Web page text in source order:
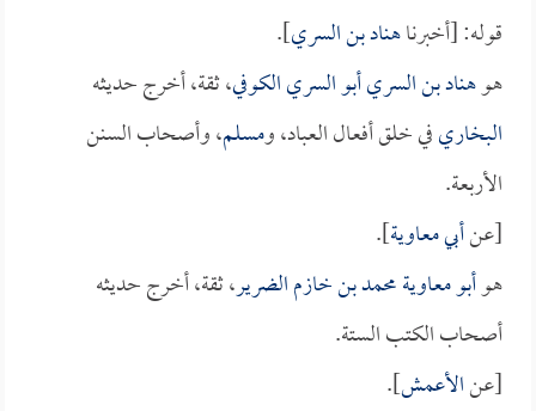
قوله: [أخبرناهناد بن السري].
هوهناد بن السري أبو السري الكوفي، ثقة، أخرج حديثه
البخاريفي خلق أفعال العباد، ومسلم، وأصحاب السنن
الأربعة.
[عنأبي معاوية].
هوأبو معاوية محمد بن خازم الضرير، ثقة، أخرج حديثه
أصحاب الكتب الستة.
[عنالأعمش].